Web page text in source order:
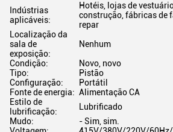
Indústrias
aplicáveis:
Hotéis, lojas de
construção, fábricas de
repar
Localização da
sala de
exposição:
Nenhum
Condição:
Novo, novo
Tipo:
Pistão
Configuração:
Portátil
Fonte de energia: Alimentação CA
Estilo de
lubrificação:
Lubrificado
Mudo:
- Sim, sim.